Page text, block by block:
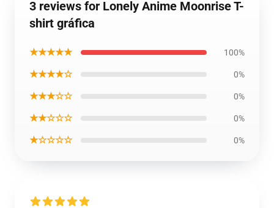
3 reviews for Lonely Anime Moonrise T-
shirt gráfica
★★★★★ 100%
★★★★☆ 0%
★★★☆☆ 0%
★★☆☆☆ 0%
★☆☆☆☆ 0%